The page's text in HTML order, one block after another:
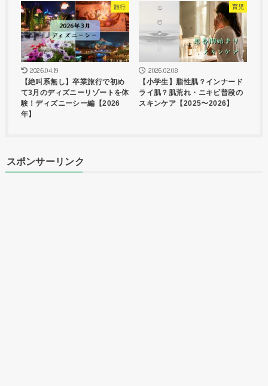
旅行
2026.04.19
【絶叫系無し】卒業旅行で初め
て3月のディズニーリゾートを体
験！ディズニーシー編【2026
年】
育児
2026.02.08
【小学生】脂性肌？インナード
ライ肌？肌荒れ・ニキビ普段の
スキンケア【2025〜2026】
スポンサーリンク